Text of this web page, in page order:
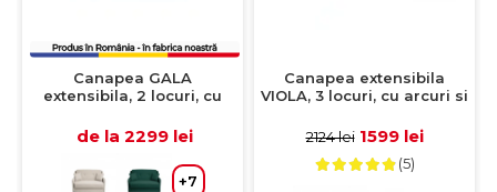
Canapea GALA
extensibila, 2 locuri, cu
verde inchis, 143x98x98
de la 2299 lei
+7
Canapea extensibila
VIOLA, 3 locuri, cu arcuri si
crem + maro, 228x85x85
2124 lei 1599 lei
(5)